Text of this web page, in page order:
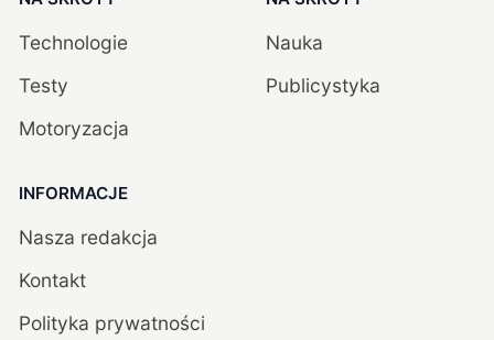
Technologie
Testy
Motoryzacja
Nauka
Publicystyka
INFORMACJE
Nasza redakcja
Kontakt
Polityka prywatności